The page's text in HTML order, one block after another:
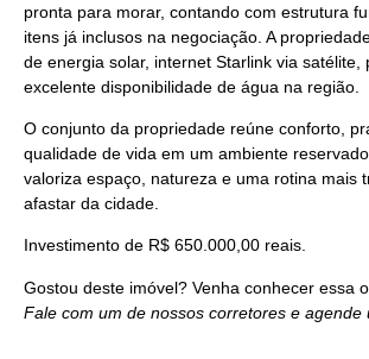
pronta para morar, contando com estrutura
itens já inclusos na negociação. A
de energia solar, internet Starlink via satélite,
excelente disponibilidade de água na região.
O conjunto da propriedade reúne conforto,
qualidade de vida em um ambiente
valoriza espaço, natureza e uma rotina mais
afastar da cidade.
Investimento de R$ 650.000,00 reais.
Gostou deste imóvel? Venha conhecer essa
Fale com um de nossos corretores e agende